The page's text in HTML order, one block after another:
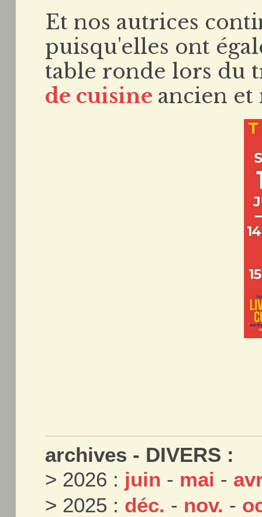
Et nos autrices
puisqu'elles ont
table ronde lors du
de cuisine ancien
archives - DIVERS :
> 2026 : juin - mai -
> 2025 : déc. - nov. -